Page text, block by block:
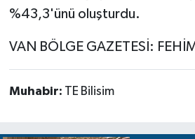
%43,3'ünü oluşturdu.
VAN BÖLGE GAZETESİ:
Muhabir: TE Bilisim